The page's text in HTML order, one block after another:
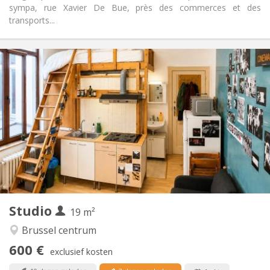
sympa, rue Xavier De Bue, près des commerces et des
transports...
Studio
19 m²
Brussel centrum
600 € exclusief kosten
Praktische Informatie
Huur:
600 €
Kosten:
100 €
Duur:
11 maanden, 10 maanden, 5-6 maanden, 3-4
maanden
Domiciliëring:
Met voorwaarden
Inrichting
Badkamer:
Privaat
Keuken:
in de kamer
Oppervlakte:
19 m